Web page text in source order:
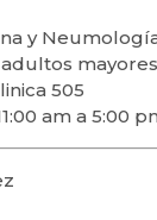
y
mayores
505
am a 5:00